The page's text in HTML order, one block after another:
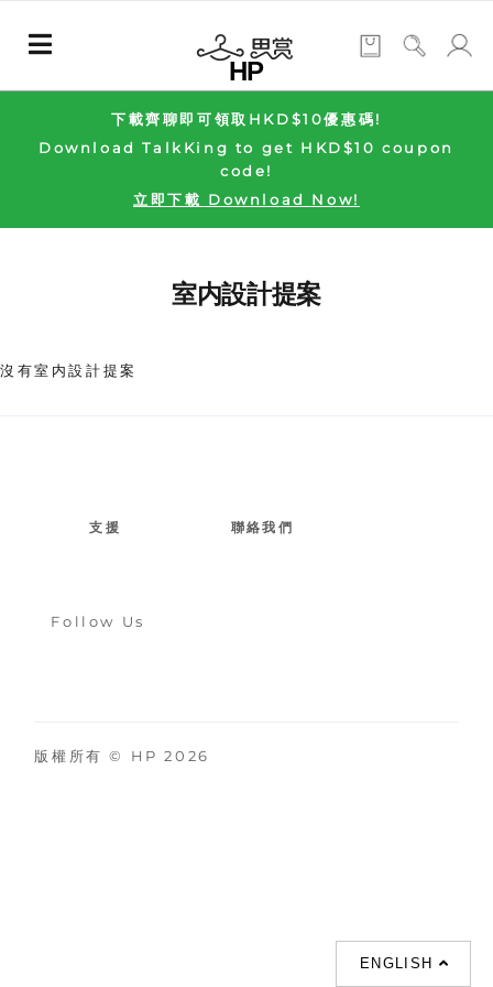
HP
ENGLISH
下載齊聊即可領取HKD$10優惠碼!
Download TalkKing to get HKD$10 coupon
code!
立即下載 Download Now!
室内設計提案
沒有室内設計提案
支援 聯絡我們
Follow Us
版權所有 © HP 2026